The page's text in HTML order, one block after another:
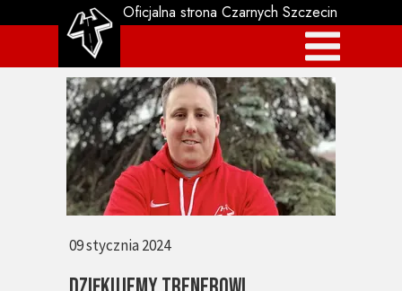
09 stycznia 2024
Oficjalna strona Czarnych Szczecin